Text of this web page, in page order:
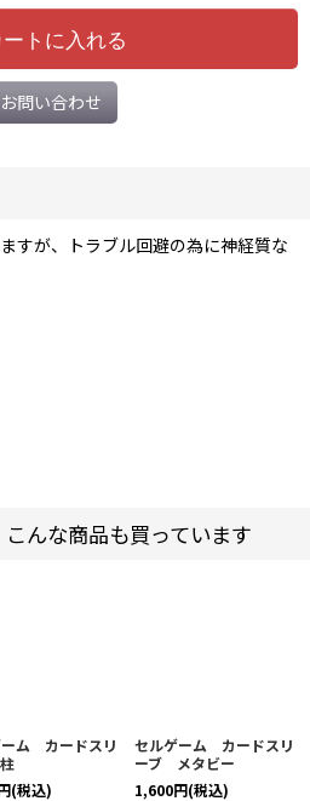
ートに入れる
お問い合わせ
すが、トラブル回避の為に神経質な
んな商品も買っています
ム カードスリ
(税込)
セルゲーム カードスリ
ーブ メタビー
1,600円(税込)